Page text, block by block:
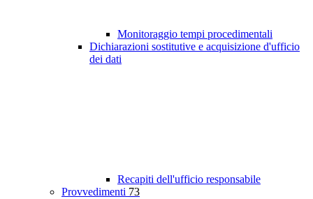
Monitoraggio tempi procedimentali
Dichiarazioni sostitutive e acquisizione d'ufficio
dei dati
Recapiti dell'ufficio responsabile
Provvedimenti 73